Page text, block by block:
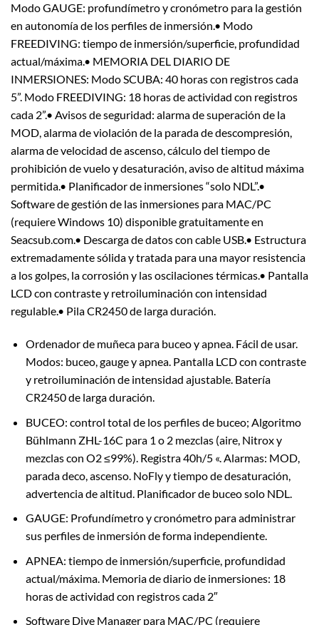
Modo GAUGE: profundímetro y cronómetro para la gestión
en autonomía de los perfiles de inmersión.• Modo
FREEDIVING: tiempo de inmersión/superficie, profundidad
actual/máxima.• MEMORIA DEL DIARIO DE
INMERSIONES: Modo SCUBA: 40 horas con registros cada
5”. Modo FREEDIVING: 18 horas de actividad con registros
cada 2”.• Avisos de seguridad: alarma de superación de la
MOD, alarma de violación de la parada de descompresión,
alarma de velocidad de ascenso, cálculo del tiempo de
prohibición de vuelo y desaturación, aviso de altitud máxima
permitida.• Planificador de inmersiones “solo NDL”.•
Software de gestión de las inmersiones para MAC/PC
(requiere Windows 10) disponible gratuitamente en
Seacsub.com.• Descarga de datos con cable USB.• Estructura
extremadamente sólida y tratada para una mayor resistencia
a los golpes, la corrosión y las oscilaciones térmicas.• Pantalla
LCD con contraste y retroiluminación con intensidad
regulable.• Pila CR2450 de larga duración.
Ordenador de muñeca para buceo y apnea. Fácil de usar.
Modos: buceo, gauge y apnea. Pantalla LCD con contraste
y retroiluminación de intensidad ajustable. Batería
CR2450 de larga duración.
BUCEO: control total de los perfiles de buceo; Algoritmo
Bühlmann ZHL-16C para 1 o 2 mezclas (aire, Nitrox y
mezclas con O2 ≤99%). Registra 40h/5 «. Alarmas: MOD,
parada deco, ascenso. NoFly y tiempo de desaturación,
advertencia de altitud. Planificador de buceo solo NDL.
GAUGE: Profundímetro y cronómetro para administrar
sus perfiles de inmersión de forma independiente.
APNEA: tiempo de inmersión/superficie, profundidad
actual/máxima. Memoria de diario de inmersiones: 18
horas de actividad con registros cada 2″
Software Dive Manager para MAC/PC (requiere